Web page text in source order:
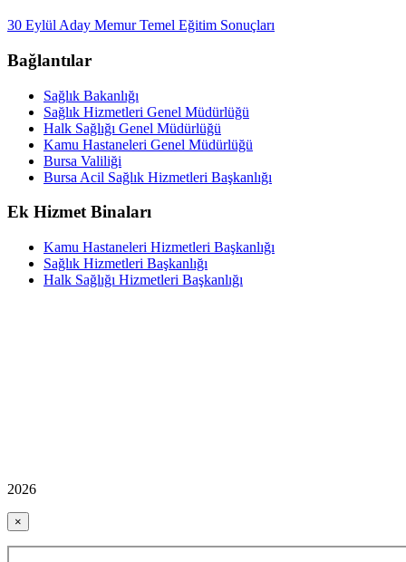
30 Eylül Aday Memur Temel Eğitim Sonuçları
Bağlantılar
Sağlık Bakanlığı
Sağlık Hizmetleri Genel Müdürlüğü
Halk Sağlığı Genel Müdürlüğü
Kamu Hastaneleri Genel Müdürlüğü
Bursa Valiliği
Bursa Acil Sağlık Hizmetleri Başkanlığı
Ek Hizmet Binaları
Kamu Hastaneleri Hizmetleri Başkanlığı
Sağlık Hizmetleri Başkanlığı
Halk Sağlığı Hizmetleri Başkanlığı
2026
×